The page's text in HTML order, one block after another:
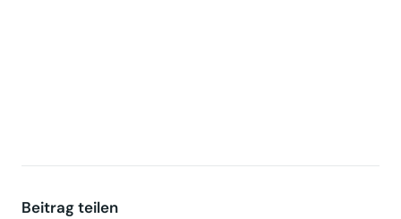
Beitrag teilen